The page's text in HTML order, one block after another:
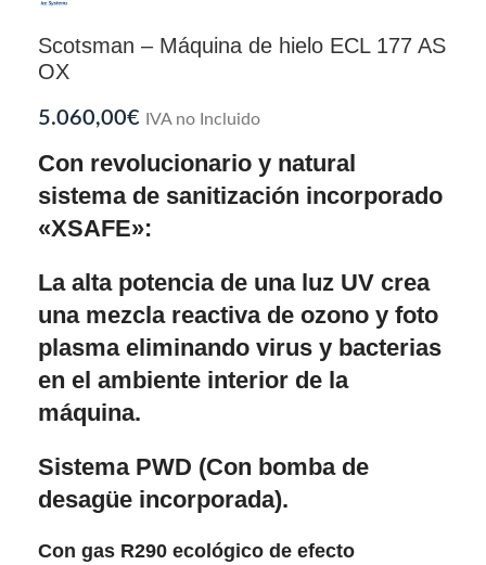
Scotsman – Máquina de hielo ECL 177 AS
OX
5.060,00€ IVA no Incluido
Con revolucionario y natural
sistema de sanitización incorporado
«XSAFE»:
La alta potencia de una luz UV crea
una mezcla reactiva de ozono y foto
plasma eliminando virus y bacterias
en el ambiente interior de la
máquina.
Sistema PWD (Con bomba de
desagüe incorporada).
Con gas R290 ecológico de efecto